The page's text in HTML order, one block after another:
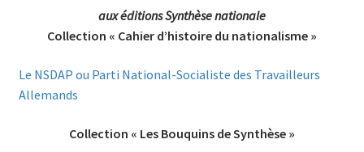
aux éditions Synthèse nationale
Collection « Cahier d’histoire du nationalisme »
Le NSDAP ou Parti National-Socialiste des Travailleurs
Allemands
Collection « Les Bouquins de Synthèse »